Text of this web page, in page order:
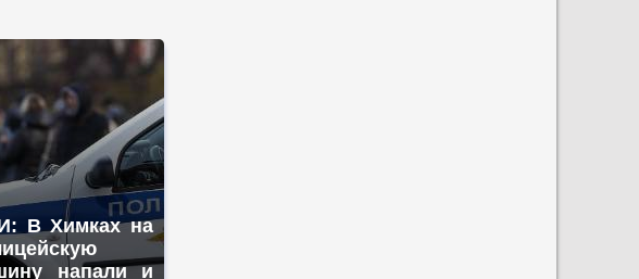
В Химках на
напали и